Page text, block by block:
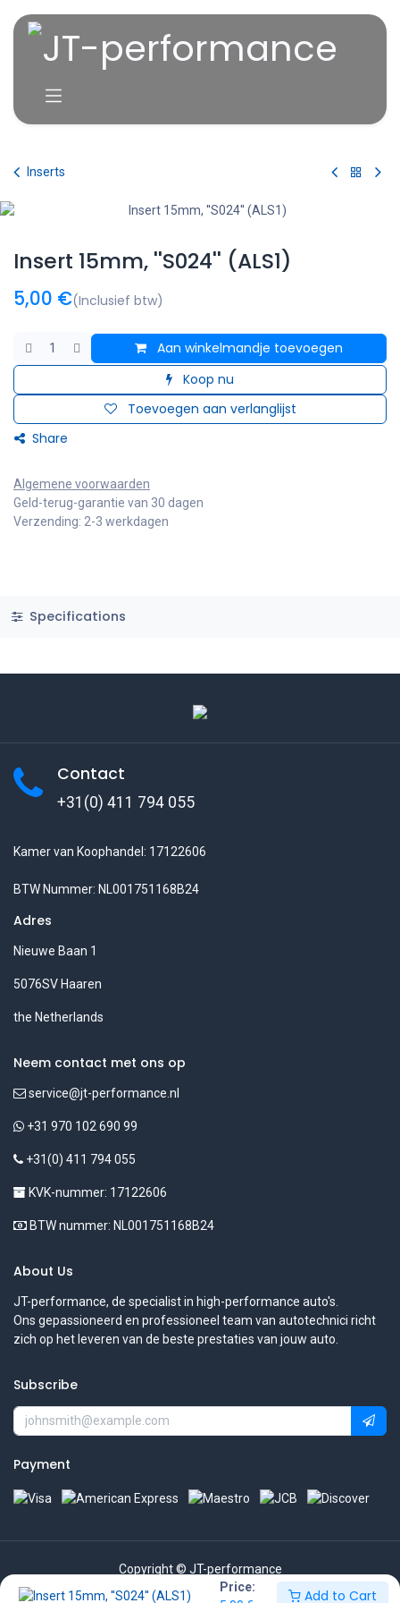
Price:
Add to Cart
Inserts
Insert 15mm, ''S024'' (ALS1)
5,00 €(Inclusief btw)
Aan winkelmandje toevoegen
Koop nu
Toevoegen aan verlanglijst
Share
Algemene voorwaarden
Geld-terug-garantie van 30 dagen
Verzending: 2-3 werkdagen
Specifications
Contact
+31(0) 411 794 055
Kamer van Koophandel: 17122606
BTW Nummer: NL001751168B24
Adres
Nieuwe Baan 1
5076SV Haaren
the Netherlands
Neem contact met ons op
service@jt-performance.nl
+31 970 102 690 99
+31(0) 411 794 055
KVK-nummer: 17122606
BTW nummer: NL001751168B24
About Us
JT-performance, de specialist in high-performance auto's.
Ons gepassioneerd en professioneel team van autotechnici richt
zich op het leveren van de beste prestaties van jouw auto.
Subscribe
Payment
Copyright © JT-performance